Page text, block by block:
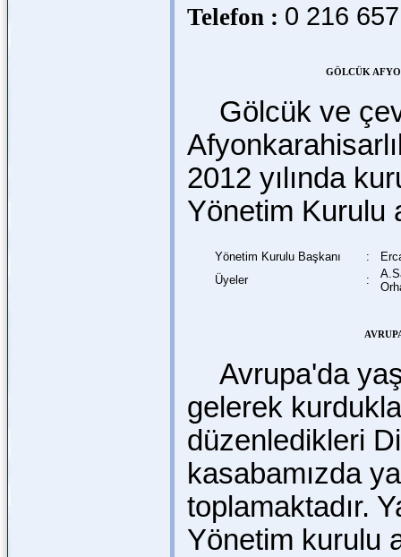
Telefon : 0 216
GÖLCÜK
Gölcük ve
2012 yılında
Yönetim Kurulu
Yönetim Kurulu Başkanı :
Üyeler
:
Avrupa'da
gelerek
düzenledikleri
kasabamızda
toplamaktadır.
Yönetim kurulu